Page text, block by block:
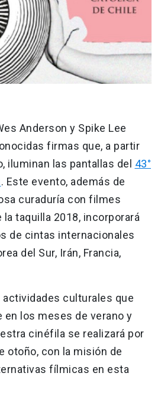
Anderson y Spike Lee
firmas que, a partir
iluminan las pantallas del 43°
. Este evento, además de
curaduría con filmes
taquilla 2018, incorporará
de cintas internacionales
del Sur, Irán, Francia,
actividades culturales que
los meses de verano y
cinéfila se realizará por
otoño, con la misión de
fílmicas en esta